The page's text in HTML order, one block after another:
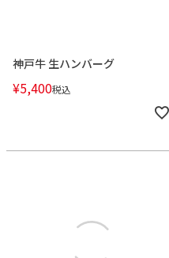
神戸牛 生ハンバーグ
¥5,400税込